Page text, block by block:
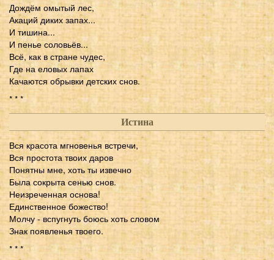
Дождём омытый лес,
Акаций диких запах...
И тишина...
И пенье соловьёв...
Всё, как в стране чудес,
Где на еловых лапах
Качаются обрывки детских снов.
* * *
Истина
Вся красота мгновенья встречи,
Вся простота твоих даров
Понятны мне, хоть ты извечно
Была сокрыта сенью снов.
Неизреченная основа!
Единственное божество!
Молчу - вспугнуть боюсь хоть словом
Знак появленья твоего.
* * *